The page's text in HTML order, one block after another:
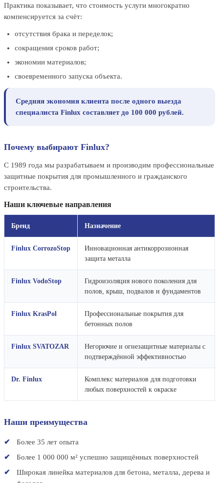
Практика показывает, что стоимость услуги многократно
компенсируется за счёт:
отсутствия брака и переделок;
сокращения сроков работ;
экономии материалов;
своевременного запуска объекта.
Средняя экономия клиента после одного выезда
специалиста Finlux составляет до 100 000 рублей.
Почему выбирают Finlux?
С 1989 года мы разрабатываем и производим профессиональные
защитные покрытия для промышленного и гражданского
строительства.
Наши ключевые направления
Бренд Назначение
Finlux CorrozoStop
Инновационная антикоррозионная
защита металла
Finlux VodoStop
Гидроизоляция нового поколения для
полов, крыш, подвалов и фундаментов
Finlux KrasPol
Профессиональные покрытия для
бетонных полов
Finlux SVATOZAR
Негорючие и огнезащитные материалы с
подтверждённой эффективностью
Dr. Finlux
Комплекс материалов для подготовки
любых поверхностей к окраске
Наши преимущества
Более 35 лет опыта
Более 1 000 000 м² успешно защищённых поверхностей
Широкая линейка материалов для бетона, металла, дерева и